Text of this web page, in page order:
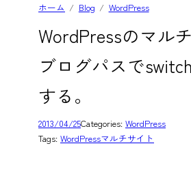
ホーム Blog WordPress
WordPressのマル
ブログパスで
する。
2013/04/25Categories: WordPress
Tags: WordPressマルチサイト